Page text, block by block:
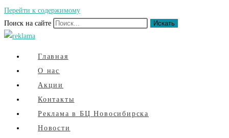
Перейти к содержимому
Поиск на сайте
Искать
Главная
О нас
Акции
Контакты
Реклама в БЦ Новосибирска
Новости